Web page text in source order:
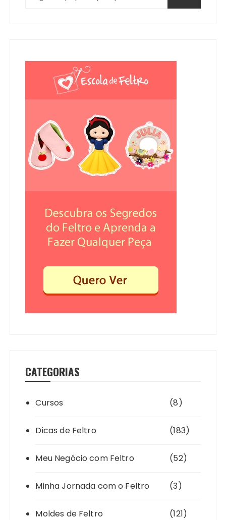
CATEGORIAS
Cursos (8)
Dicas de Feltro (183)
Meu Negócio com Feltro (52)
Minha Jornada com o Feltro (3)
Moldes de Feltro (121)